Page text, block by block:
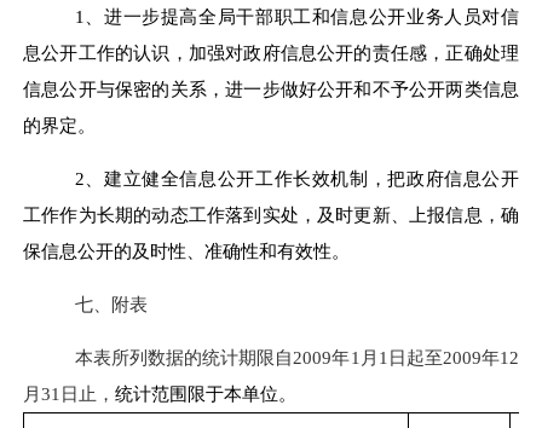
1
、进一步提高全局干部职工和信息公开业务人员对信
息公开工作的认识，加强对政府信息公开的责任感，正确处理
信息公开与保密的关系，进一步做好公开和不予公开两类信息
的界定。
2 、建立健全信息公开工作长效机制，把政府信息公开
工作作为长期的动态工作落到实处，及时更新、上报信息，确
保信息公开的及时性、准确性和有效性。
七、附表
本表所列数据的统计期限自2009年1 月 1 日起至2009年12
月31 日止， 统计范围限于本单位。